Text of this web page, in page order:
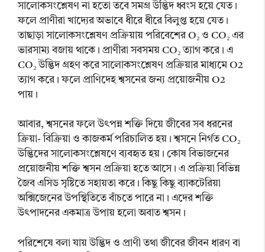
সালোকসংশ্লেষণ না হতো তবে সমগ্র উদ্ভিদ ধ্বংস হয়ে যেত।
ফলে প্রাণীরা খাদ্যের অভাবে ধীরে ধীরে বিলুপ্ত হয়ে যেত।
তাছাড়া সালোকসংশ্লেষণ প্রক্রিয়ায় পরিবেশের O₂ ও CO₂ এর
ভারসাম্য বজায় থাকে। প্রাণীরা সবসময় CO₂ ত্যাগ করে। এ
CO₂ উদ্ভিদ গ্রহণ করে সালোকসংশ্লেষণ প্রক্রিয়ার মাধ্যমে O2
ত্যাগ করে। ফলে প্রাণিদেহ শ্বসনের জন্য প্রয়োজনীয় O2
পায়।
আবার, শ্বসনের ফলে উৎপন্ন শক্তি দিয়ে জীবের সব ধরনের
ক্রিয়া- বিক্রিয়া ও কাজকর্ম পরিচালিত হয়। শ্বসনে নির্গত CO₂
উদ্ভিদের সালোকসংশ্লেষণে ব্যবহৃত হয়। কোষ বিভাজনের
প্রয়োজনীয় শক্তি শ্বসন প্রক্রিয়া হতে আসে। এ প্রক্রিয়া বিভিন্ন
জৈব এসিড সৃষ্টিতে সহায়তা করে। কিছু কিছু ব্যাকটেরিয়া
অক্সিজেনের উপস্থিতিতে বাঁচতে পারে না। এদের শক্তি
উৎপাদনের একমাত্র উপায় হলো অবাত শ্বসন।
পরিশেষে বলা যায় উদ্ভিদ ও প্রাণী তথা জীবের জীবন ধারণ বা